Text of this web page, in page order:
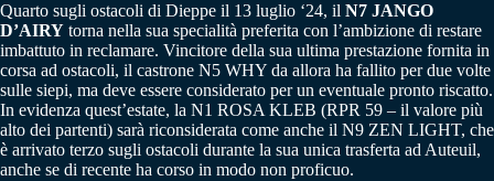
Quarto sugli ostacoli di Dieppe il 13 luglio ‘24, il N7 JANGO
D’AIRY torna nella sua specialità preferita con l’ambizione di restare
imbattuto in reclamare. Vincitore della sua ultima prestazione fornita in
corsa ad ostacoli, il castrone N5 WHY da allora ha fallito per due volte
sulle siepi, ma deve essere considerato per un eventuale pronto riscatto.
In evidenza quest’estate, la N1 ROSA KLEB (RPR 59 – il valore più
alto dei partenti) sarà riconsiderata come anche il N9 ZEN LIGHT, che
è arrivato terzo sugli ostacoli durante la sua unica trasferta ad Auteuil,
anche se di recente ha corso in modo non proficuo.